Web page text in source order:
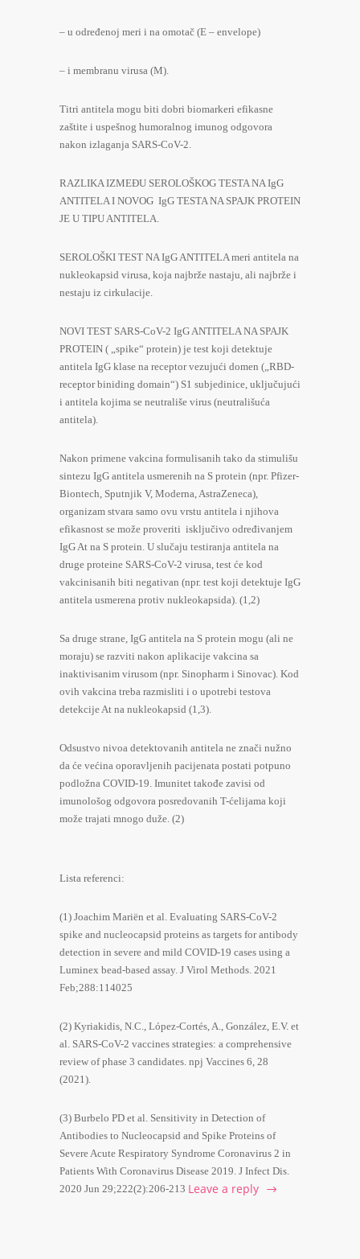
– u određenoj meri i na omotač (E – envelope)
– i membranu virusa (M).
Titri antitela mogu biti dobri biomarkeri efikasne
zaštite i uspešnog humoralnog imunog odgovora
nakon izlaganja SARS-CoV-2.
RAZLIKA IZMEĐU SEROLOŠKOG TESTA NA IgG
ANTITELA I NOVOG IgG TESTA NA SPAJK PROTEIN
JE U TIPU ANTITELA.
SEROLOŠKI TEST NA IgG ANTITELA meri antitela na
nukleokapsid virusa, koja najbrže nastaju, ali najbrže i
nestaju iz cirkulacije.
NOVI TEST SARS-CoV-2 IgG ANTITELA NA SPAJK
PROTEIN ( „spike“ protein) je test koji detektuje
antitela IgG klase na receptor vezujući domen („RBD-
receptor biniding domain“) S1 subjedinice, uključujući
i antitela kojima se neutrališe virus (neutrališuća
antitela).
Nakon primene vakcina formulisanih tako da stimulišu
sintezu IgG antitela usmerenih na S protein (npr. Pfizer-
Biontech, Sputnjik V, Moderna, AstraZeneca),
organizam stvara samo ovu vrstu antitela i njihova
efikasnost se može proveriti isključivo određivanjem
IgG At na S protein. U slučaju testiranja antitela na
druge proteine SARS-CoV-2 virusa, test će kod
vakcinisanih biti negativan (npr. test koji detektuje IgG
antitela usmerena protiv nukleokapsida). (1,2)
Sa druge strane, IgG antitela na S protein mogu (ali ne
moraju) se razviti nakon aplikacije vakcina sa
inaktivisanim virusom (npr. Sinopharm i Sinovac). Kod
ovih vakcina treba razmisliti i o upotrebi testova
detekcije At na nukleokapsid (1,3).
Odsustvo nivoa detektovanih antitela ne znači nužno
da će većina oporavljenih pacijenata postati potpuno
podložna COVID-19. Imunitet takođe zavisi od
imunološog odgovora posredovanih T-ćelijama koji
može trajati mnogo duže. (2)
Lista referenci:
(1) Joachim Mariën et al. Evaluating SARS-CoV-2
spike and nucleocapsid proteins as targets for antibody
detection in severe and mild COVID-19 cases using a
Luminex bead-based assay. J Virol Methods. 2021
Feb;288:114025
(2) Kyriakidis, N.C., López-Cortés, A., González, E.V. et
al. SARS-CoV-2 vaccines strategies: a comprehensive
review of phase 3 candidates. npj Vaccines 6, 28
(2021).
(3) Burbelo PD et al. Sensitivity in Detection of
Antibodies to Nucleocapsid and Spike Proteins of
Severe Acute Respiratory Syndrome Coronavirus 2 in
Patients With Coronavirus Disease 2019. J Infect Dis.
2020 Jun 29;222(2):206-213 Leave a reply